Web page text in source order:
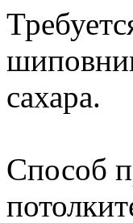
сахара.
Способ